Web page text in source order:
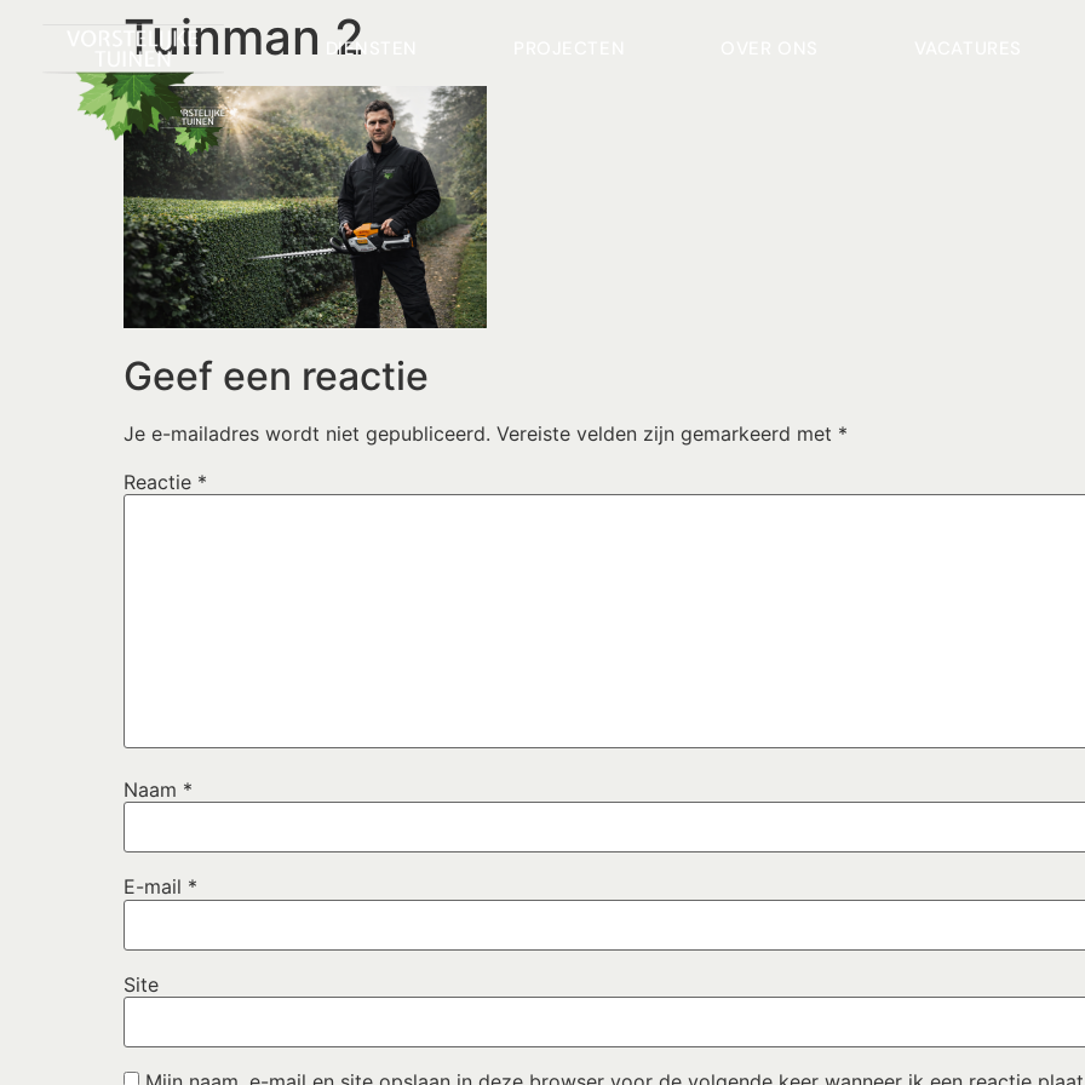
DIENSTEN
Tuinman 2
Geef een reactie
Je e-mailadres wordt niet gepubliceerd. Vereiste velden zijn gemarkeerd met *
Reactie *
Naam *
E-mail *
Site